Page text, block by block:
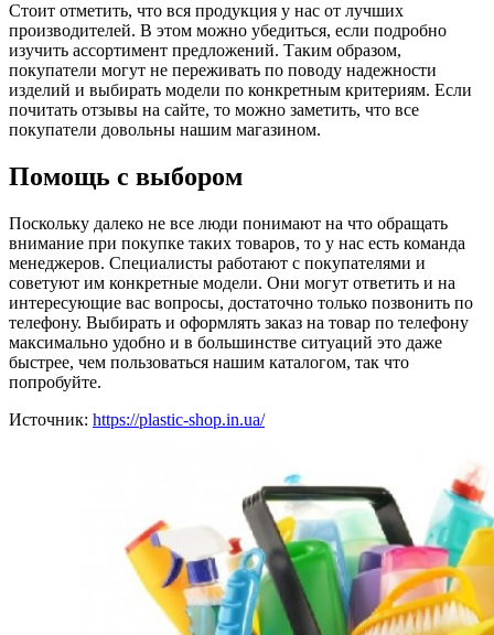
Стоит отметить, что вся продукция у нас от лучших
производителей. В этом можно убедиться, если подробно
изучить ассортимент предложений. Таким образом,
покупатели могут не переживать по поводу надежности
изделий и выбирать модели по конкретным критериям. Если
почитать отзывы на сайте, то можно заметить, что все
покупатели довольны нашим магазином.
Помощь с выбором
Поскольку далеко не все люди понимают на что обращать
внимание при покупке таких товаров, то у нас есть команда
менеджеров. Специалисты работают с покупателями и
советуют им конкретные модели. Они могут ответить и на
интересующие вас вопросы, достаточно только позвонить по
телефону. Выбирать и оформлять заказ на товар по телефону
максимально удобно и в большинстве ситуаций это даже
быстрее, чем пользоваться нашим каталогом, так что
попробуйте.
Источник: https://plastic-shop.in.ua/